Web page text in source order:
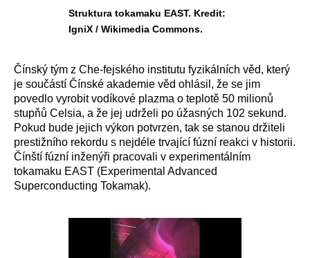
Struktura tokamaku EAST. Kredit:
IgniX / Wikimedia Commons.
Čínský tým z Che-fejského institutu fyzikálních věd, který
je součástí Čínské akademie věd ohlásil, že se jim
povedlo vyrobit vodíkové plazma o teplotě 50 milionů
stupňů Celsia, a že jej udrželi po úžasných 102 sekund.
Pokud bude jejich výkon potvrzen, tak se stanou držiteli
prestižního rekordu s nejdéle trvající fúzní reakci v historii.
Čínští fúzní inženýři pracovali v experimentálním
tokamaku EAST (Experimental Advanced
Superconducting Tokamak).